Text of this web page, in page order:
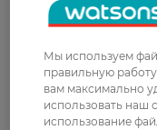
27 октября, 2021
Алиса
21 июля, 2021
Мы используем
правильную
вам максимально
использовать наш
использование